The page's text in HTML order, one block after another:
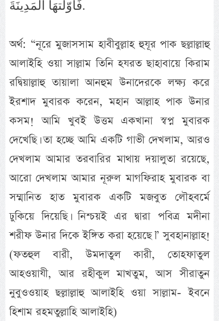
فَأَوّلْتهَا الْمَدِينَةَ.
অর্থ: “নূরে মুজাসসাম হাবীবুল্লাহ হুযূর পাক ছল্লাল্লাহু
আলাইহি ওয়া সাল্লাম তিনি হযরত ছাহাবায়ে কিরাম
রদ্বিয়াল্লাহু তায়ালা আনহুম উনাদেরকে লক্ষ্য করে
ইরশাদ মুবারক করেন, মহান আল্লাহ পাক উনার
কসম! আমি খুবই উত্তম একখানা স্বপ্ন মুবারক
দেখেছি। তা হচ্ছে আমি একটি গাভী দেখলাম, আরও
দেখলাম আমার তরবারির মাথায় দয়ালুতা রয়েছে,
আরো দেখলাম আমার নূরুল মাগফিরাহ মুবারক বা
সম্মানিত হাত মুবারক একটি মজবুত লৌহবর্মে
ঢুকিয়ে দিয়েছি। নিশ্চয়ই এর দ্বারা পবিত্র মদীনা
শরীফ উনার দিকে ইঙ্গিত করা হয়েছে।” সুবহানাল্লাহ!
(ফতহুল বারী, উমদাতুল কারী, তোহফাতুল
আহওয়াযী, আর রহীকুল মাখতুম, আস সীরাতুন
নুবুওওয়াহ ছল্লাল্লাহু আলাইহি ওয়া সাল্লাম- ইবনে
হিশাম রহমতুল্লাহি আলাইহি)